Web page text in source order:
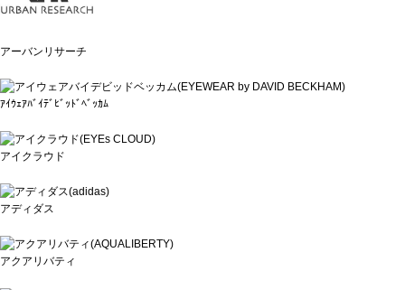
アーバンリサーチ
ｱｲｳｪｱﾊﾞｲﾃﾞﾋﾞｯﾄﾞﾍﾞｯｶﾑ
アイクラウド
アディダス
アクアリバティ